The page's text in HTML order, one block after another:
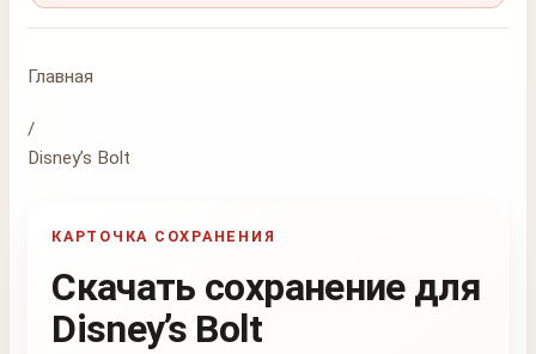
Главная
/
Disney’s Bolt
КАРТОЧКА СОХРАНЕНИЯ
Скачать сохранение для
Disney’s Bolt